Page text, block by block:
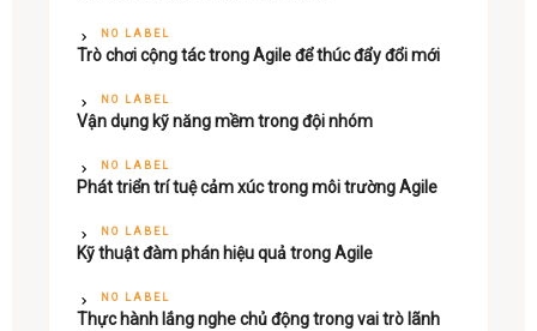
NO LABEL
Trò chơi cộng tác trong Agile để thúc đẩy đổi mới
NO LABEL
Vận dụng kỹ năng mềm trong đội nhóm
NO LABEL
Phát triển trí tuệ cảm xúc trong môi trường Agile
NO LABEL
Kỹ thuật đàm phán hiệu quả trong Agile
NO LABEL
Thực hành lắng nghe chủ động trong vai trò lãnh